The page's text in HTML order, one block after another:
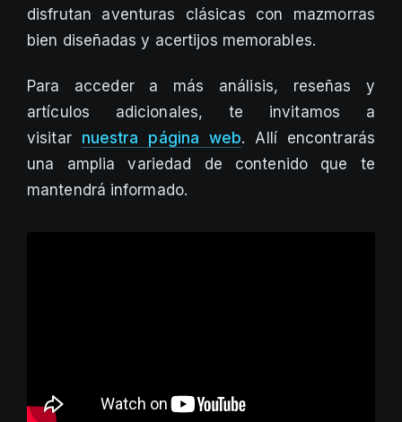
disfrutan aventuras clásicas con mazmorras
bien diseñadas y acertijos memorables.
Para acceder a más análisis, reseñas y
artículos adicionales, te invitamos a
visitar nuestra página web. Allí encontrarás
una amplia variedad de contenido que te
mantendrá informado.